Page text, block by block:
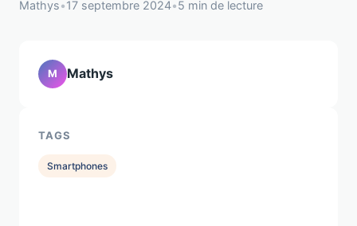
Mathys•17 septembre 2024•5 min de lecture
M Mathys
TAGS
Smartphones